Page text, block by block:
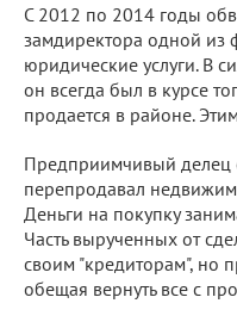
С 2012 по 2014 годы
замдиректора одной
юридические услуги. В
он всегда был в курсе
продается в районе.
Предприимчивый делец
перепродавал
Деньги на покупку
Часть вырученных от
своим "кредиторам", но
обещая вернуть все с